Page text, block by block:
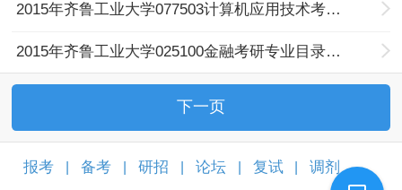
2015年齐鲁工业大学077503计算机应用技术考研专业目录及考试科目
2015年齐鲁工业大学025100金融考研专业目录及考试科目
下一页
报考 备考 研招 论坛 复试 调剂